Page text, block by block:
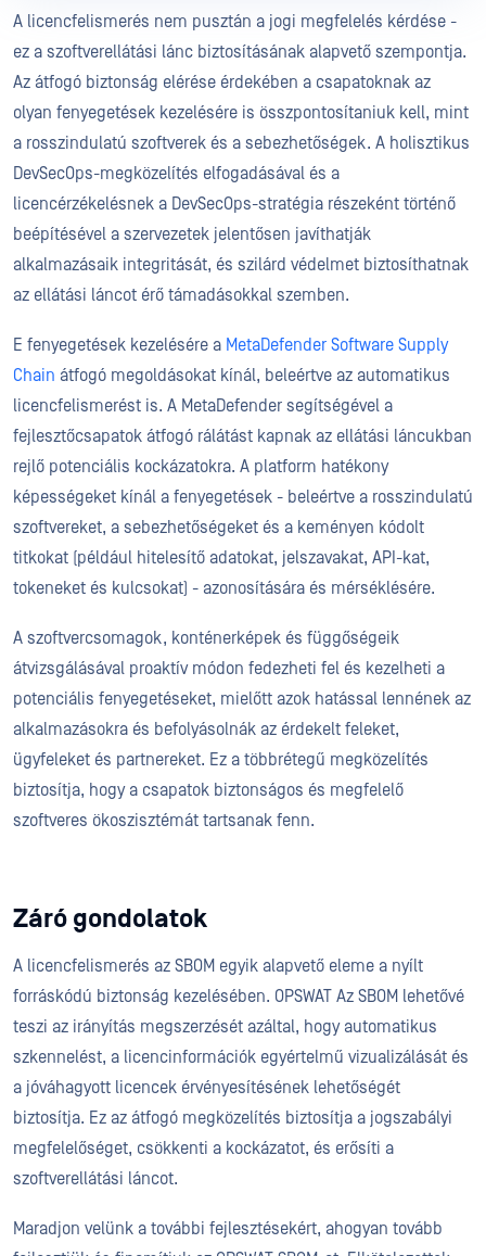
A licencfelismerés nem pusztán a jogi megfelelés kérdése -
ez a szoftverellátási lánc biztosításának alapvető szempontja.
Az átfogó biztonság elérése érdekében a csapatoknak az
olyan fenyegetések kezelésére is összpontosítaniuk kell, mint
a rosszindulatú szoftverek és a sebezhetőségek. A holisztikus
DevSecOps-megközelítés elfogadásával és a
licencérzékelésnek a DevSecOps-stratégia részeként történő
beépítésével a szervezetek jelentősen javíthatják
alkalmazásaik integritását, és szilárd védelmet biztosíthatnak
az ellátási láncot érő támadásokkal szemben.
E fenyegetések kezelésére a MetaDefender Software Supply
Chain átfogó megoldásokat kínál, beleértve az automatikus
licencfelismerést is. A MetaDefender segítségével a
fejlesztőcsapatok átfogó rálátást kapnak az ellátási láncukban
rejlő potenciális kockázatokra. A platform hatékony
képességeket kínál a fenyegetések - beleértve a rosszindulatú
szoftvereket, a sebezhetőségeket és a keményen kódolt
titkokat (például hitelesítő adatokat, jelszavakat, API-kat,
tokeneket és kulcsokat) - azonosítására és mérséklésére.
A szoftvercsomagok, konténerképek és függőségeik
átvizsgálásával proaktív módon fedezheti fel és kezelheti a
potenciális fenyegetéseket, mielőtt azok hatással lennének az
alkalmazásokra és befolyásolnák az érdekelt feleket,
ügyfeleket és partnereket. Ez a többrétegű megközelítés
biztosítja, hogy a csapatok biztonságos és megfelelő
szoftveres ökoszisztémát tartsanak fenn.
Záró gondolatok
A licencfelismerés az SBOM egyik alapvető eleme a nyílt
forráskódú biztonság kezelésében. OPSWAT Az SBOM lehetővé
teszi az irányítás megszerzését azáltal, hogy automatikus
szkennelést, a licencinformációk egyértelmű vizualizálását és
a jóváhagyott licencek érvényesítésének lehetőségét
biztosítja. Ez az átfogó megközelítés biztosítja a jogszabályi
megfelelőséget, csökkenti a kockázatot, és erősíti a
szoftverellátási láncot.
Maradjon velünk a további fejlesztésekért, ahogyan tovább